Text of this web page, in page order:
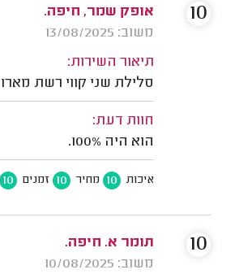
אופק שמר, חיפה.
משוב: 13/08/2025
תיאור השירות:
סלילת שני קווי רשת
חוות דעת:
הוא היה 100%.
איכות 10 מחיר 10 זמנים 10
10
תומר א. חיפה.
משוב: 10/08/2025
10